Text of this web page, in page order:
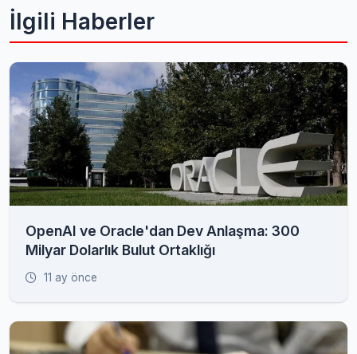
İlgili Haberler
OpenAI ve Oracle'dan Dev Anlaşma: 300
Milyar Dolarlık Bulut Ortaklığı
11 ay önce